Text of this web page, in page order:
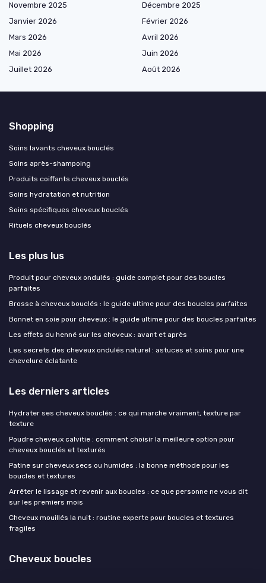
Novembre 2025
Décembre 2025
Janvier 2026
Février 2026
Mars 2026
Avril 2026
Mai 2026
Juin 2026
Juillet 2026
Août 2026
Shopping
Soins lavants cheveux bouclés
Soins après-shampoing
Produits coiffants cheveux bouclés
Soins hydratation et nutrition
Soins spécifiques cheveux bouclés
Rituels cheveux bouclés
Les plus lus
Produit pour cheveux ondulés : guide complet pour des boucles
parfaites
Brosse à cheveux bouclés : le guide ultime pour des boucles parfaites
Bonnet en soie pour cheveux : le guide ultime pour des boucles parfaites
Les effets du henné sur les cheveux : avant et après
Les secrets des cheveux ondulés naturel : astuces et soins pour une
chevelure éclatante
Les derniers articles
Hydrater ses cheveux bouclés : ce qui marche vraiment, texture par
texture
Poudre cheveux calvitie : comment choisir la meilleure option pour
cheveux bouclés et texturés
Patine sur cheveux secs ou humides : la bonne méthode pour les
boucles et textures
Arrêter le lissage et revenir aux boucles : ce que personne ne vous dit
sur les premiers mois
Cheveux mouillés la nuit : routine experte pour boucles et textures
fragiles
Cheveux boucles